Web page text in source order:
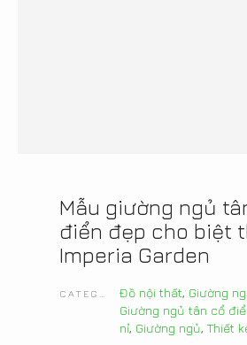
Mẫu giường ngủ
điển đẹp cho biệt
Imperia Garden
Đồ nội thất, Giường
Giường ngủ tân cổ
nỉ, Giường ngủ, Thiết